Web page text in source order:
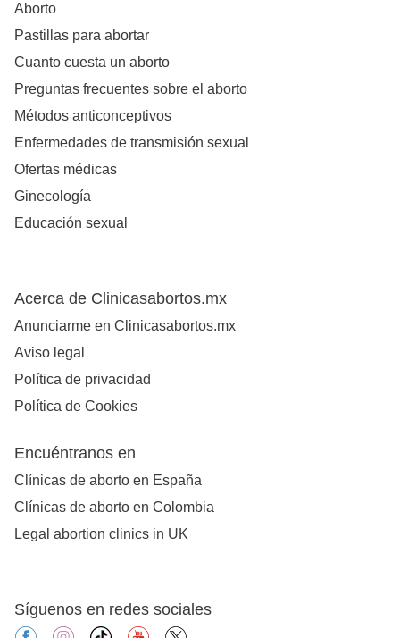
Aborto
Pastillas para abortar
Cuanto cuesta un aborto
Preguntas frecuentes sobre el aborto
Métodos anticonceptivos
Enfermedades de transmisión sexual
Ofertas médicas
Ginecología
Educación sexual
Acerca de Clinicasabortos.mx
Anunciarme en Clinicasabortos.mx
Aviso legal
Política de privacidad
Política de Cookies
Encuéntranos en
Clínicas de aborto en España
Clínicas de aborto en Colombia
Legal abortion clinics in UK
Síguenos en redes sociales